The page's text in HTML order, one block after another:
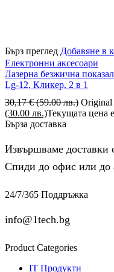
Бърз преглед Добавяне в
Електронни аксесоари
Лазерна безжична
Lg-12, Кликер, 2 в 1
30,17€ (59.00 лв.) Original
(30.00 лв.)Текущата цена
Бърза доставка
Извършваме доставки
Спиди до офис или до
24/7/365 Поддръжка
info@1tech.bg
Product Categories
IT Продукти